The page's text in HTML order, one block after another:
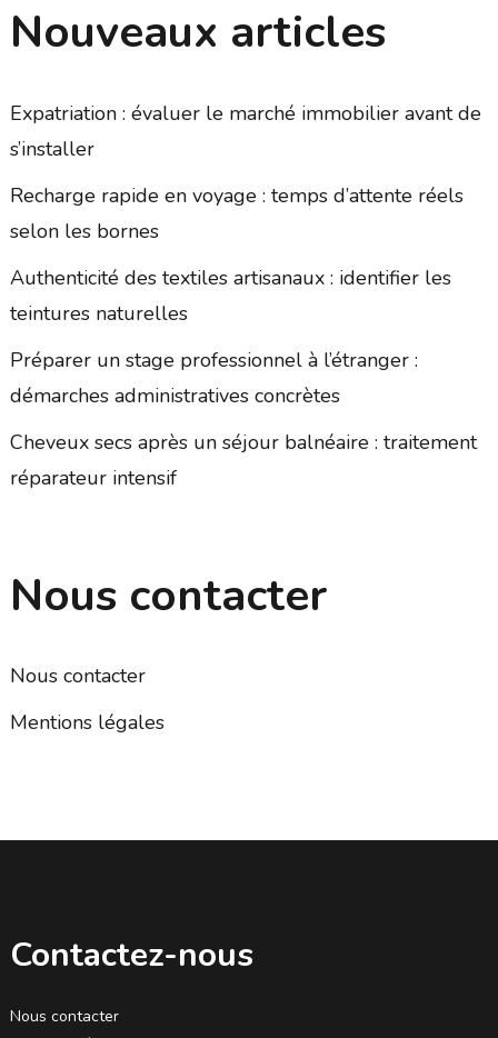
Nouveaux articles
Expatriation : évaluer le marché immobilier avant de
s’installer
Recharge rapide en voyage : temps d’attente réels
selon les bornes
Authenticité des textiles artisanaux : identifier les
teintures naturelles
Préparer un stage professionnel à l’étranger :
démarches administratives concrètes
Cheveux secs après un séjour balnéaire : traitement
réparateur intensif
Nous contacter
Nous contacter
Mentions légales
Contactez-nous
Nous contacter